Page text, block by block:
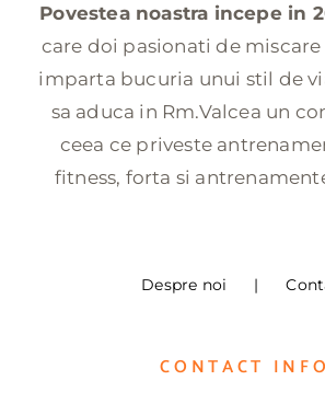
Povestea noastra incepe in
care doi pasionati de
imparta bucuria unui stil de
sa aduca in Rm.Valcea un
ceea ce priveste
fitness, forta si
Despre noi
CONTACT INFO